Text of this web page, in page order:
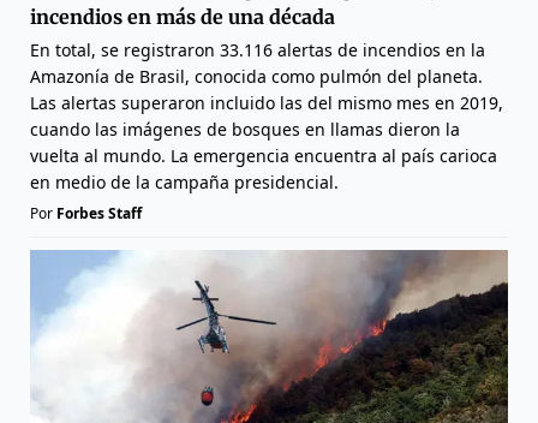
incendios en más de una década
En total, se registraron 33.116 alertas de incendios en la
Amazonía de Brasil, conocida como pulmón del planeta.
Las alertas superaron incluido las del mismo mes en 2019,
cuando las imágenes de bosques en llamas dieron la
vuelta al mundo. La emergencia encuentra al país carioca
en medio de la campaña presidencial.
Por Forbes Staff